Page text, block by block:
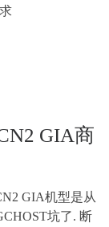
GIA商
GIA机型是从
坑了. 断